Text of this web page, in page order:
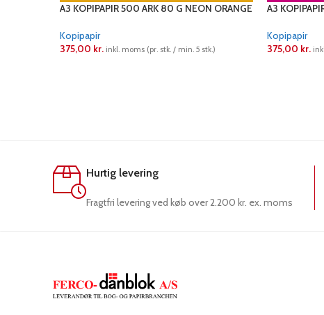
A3 KOPIPAPIR 500 ARK 80 G NEON ORANGE
Kopipapir
375,00 kr. inkl. moms (pr. stk. / min. 5 stk.)
A3
Kopipapir
375,00 kr.
Hurtig levering
Fragtfri levering ved køb over 2.200 kr. ex. moms